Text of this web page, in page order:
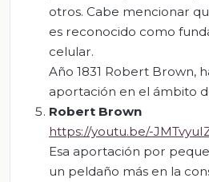
otros. Cabe mencionar
es reconocido como
celular.
Año 1831 Robert Brown,
aportación en el ámbito
Robert Brown
https://youtu.be/-
Esa aportación por
un peldaño más en la